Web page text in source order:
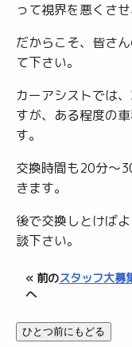
って視界を悪くさ
だからこそ、皆さ
て下さい。
カーアシストでは
すが、ある程度の
す。
交換時間も20分～
きます。
後で交換しとけば
談下さい。
« 前のスタッフ大
へ